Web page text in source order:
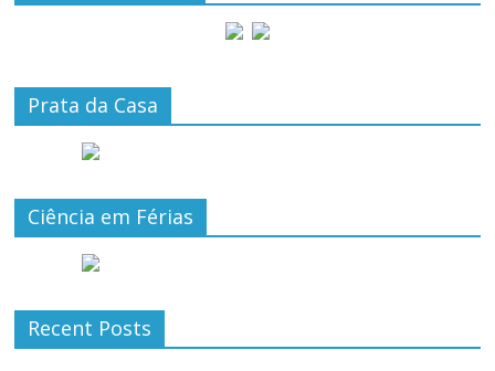
Prata da Casa
Ciência em Férias
Recent Posts